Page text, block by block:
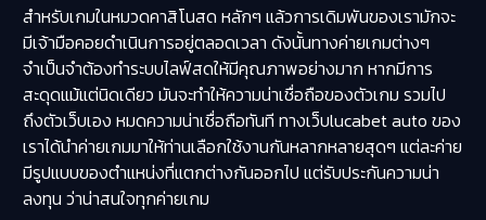
สำหรับเกมในหมวดคาสิโนสด หลักๆ แล้วการเดิมพันของเรามักจะ
มีเจ้ามือคอยดำเนินการอยู่ตลอดเวลา ดังนั้นทางค่ายเกมต่างๆ
จำเป็นจำต้องทำระบบไลฟ์สดให้มีคุณภาพอย่างมาก หากมีการ
สะดุดแม้แต่นิดเดียว มันจะทำให้ความน่าเชื่อถือของตัวเกม รวมไป
ถึงตัวเว็บเอง หมดความน่าเชื่อถือทันที ทางเว็บlucabet auto ของ
เราได้นำค่ายเกมมาให้ท่านเลือกใช้งานกันหลากหลายสุดๆ แต่ละค่าย
มีรูปแบบของตำแหน่งที่แตกต่างกันออกไป แต่รับประกันความน่า
ลงทุน ว่าน่าสนใจทุกค่ายเกม